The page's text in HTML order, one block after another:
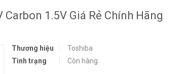
Carbon 1.5V Giá Rẻ Chính Hãng
Thương hiệu
Toshiba
Tình trạng
Còn hàng